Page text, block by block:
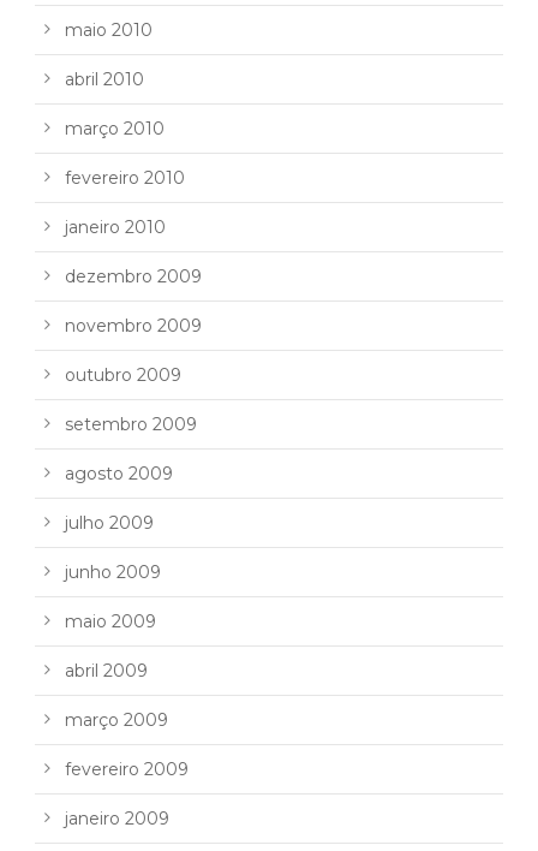
maio 2010
abril 2010
março 2010
fevereiro 2010
janeiro 2010
dezembro 2009
novembro 2009
outubro 2009
setembro 2009
agosto 2009
julho 2009
junho 2009
maio 2009
abril 2009
março 2009
fevereiro 2009
janeiro 2009